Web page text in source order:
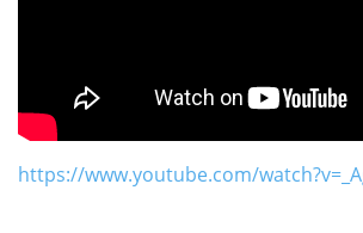
https://www.youtube.com/